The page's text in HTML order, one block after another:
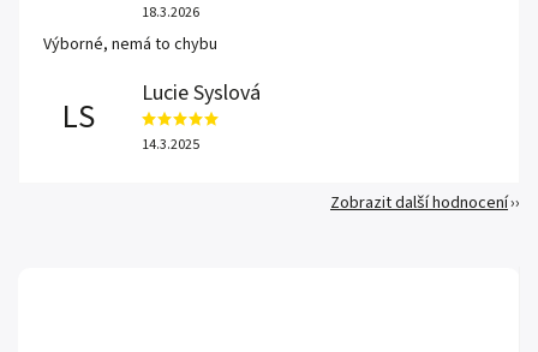
18.3.2026
Výborné, nemá to chybu
LS
Lucie Syslová
14.3.2025
Zobrazit další hodnocení